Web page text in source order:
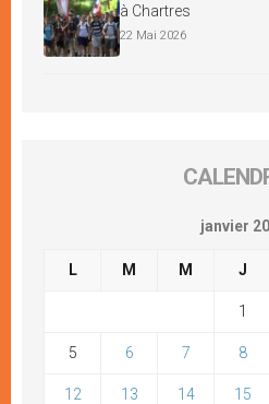
à Chartres
22 Mai 2026
janvier
L M M J
1
5 6 7 8
12 13 14 15